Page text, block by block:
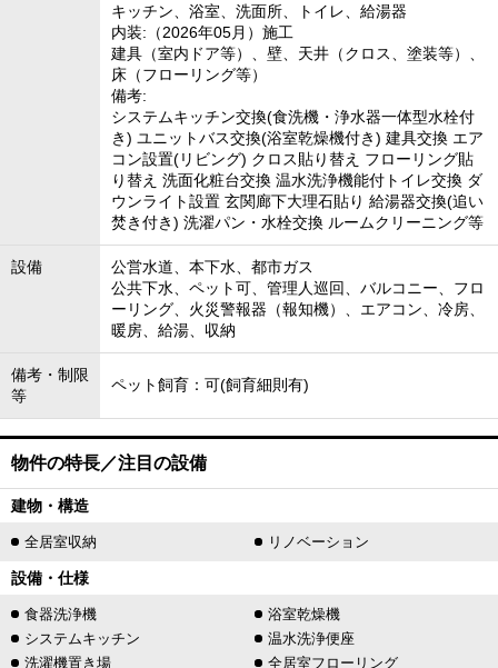
キッチン、浴室、洗面所、トイレ、給湯器
内装:（2026年05月）施工
建具（室内ドア等）、壁、天井（クロス、塗装等）、
床（フローリング等）
備考:
システムキッチン交換(食洗機・浄水器一体型水栓付
き) ユニットバス交換(浴室乾燥機付き) 建具交換 エア
コン設置(リビング) クロス貼り替え フローリング貼
り替え 洗面化粧台交換 温水洗浄機能付トイレ交換 ダ
ウンライト設置 玄関廊下大理石貼り 給湯器交換(追い
焚き付き) 洗濯パン・水栓交換 ルームクリーニング等
設備
公営水道、本下水、都市ガス
公共下水、ペット可、管理人巡回、バルコニー、フロ
ーリング、火災警報器（報知機）、エアコン、冷房、
暖房、給湯、収納
備考・制限
等
ペット飼育：可(飼育細則有)
物件の特長／注目の設備
建物・構造
全居室収納 リノベーション
設備・仕様
食器洗浄機
浴室乾燥機
システムキッチン
温水洗浄便座
洗濯機置き場
全居室フローリング